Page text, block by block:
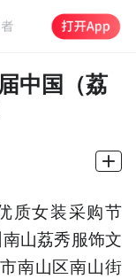
中国（荔
质女装采购节
南山荔秀服饰文
南山区南山街